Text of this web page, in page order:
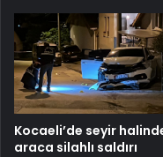
Kocaeli’de seyir
araca silahlı saldırı